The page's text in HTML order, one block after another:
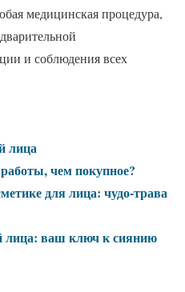
медицинская процедура,
и соблюдения всех
лица
чем покупное?
для лица: чудо-трава
лица: ваш ключ к сиянию